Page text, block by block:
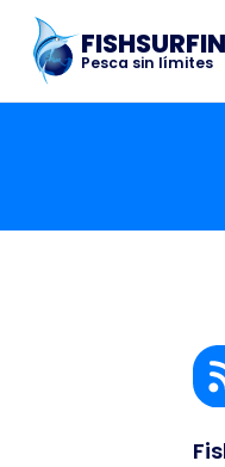
Pesca sin límites